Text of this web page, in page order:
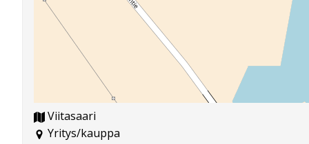
Viitasaari
Yritys/kauppa